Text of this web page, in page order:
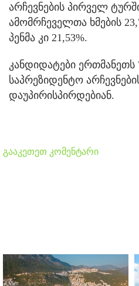
არჩევნების პირველ
ამომრჩეველთა ხმების
პენმა კი 21,53%.
კანდიდატები ერთმანეთს
საპრეზიდენტო
დაუპირისპირდებიან.
გააკეთეთ კომენტარი